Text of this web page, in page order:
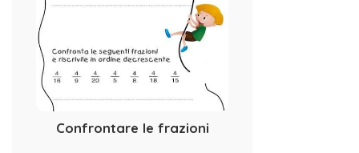
Confrontare le frazioni